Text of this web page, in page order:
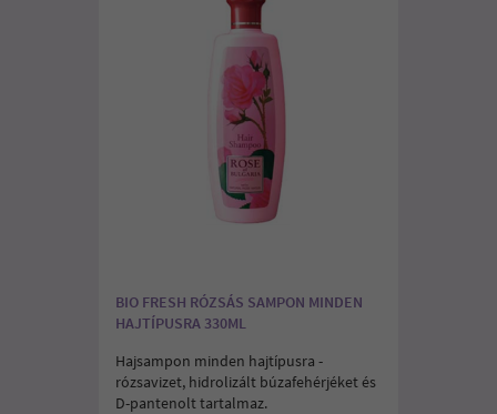
BIO FRESH RÓZSÁS SAMPON MINDEN
HAJTÍPUSRA 330ML
Hajsampon minden hajtípusra -
rózsavizet, hidrolizált búzafehérjéket és
D-pantenolt tartalmaz.